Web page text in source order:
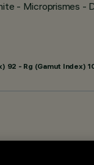
- Microprismes -
92 - Rg (Gamut Index)